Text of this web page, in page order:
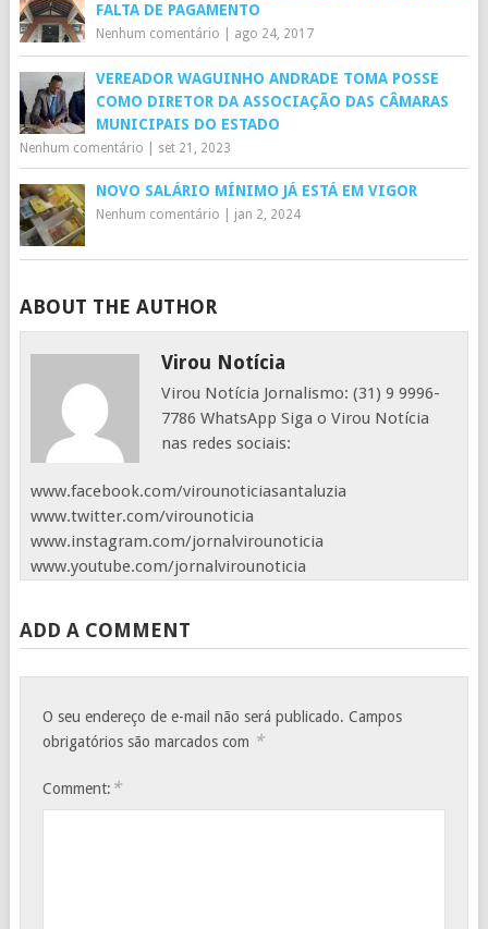
FALTA DE PAGAMENTO
Nenhum comentário ago 24, 2017
VEREADOR WAGUINHO ANDRADE TOMA POSSE
COMO DIRETOR DA ASSOCIAÇÃO DAS CÂMARAS
MUNICIPAIS DO ESTADO
Nenhum comentário set 21, 2023
NOVO SALÁRIO MÍNIMO JÁ ESTÁ EM VIGOR
Nenhum comentário jan 2, 2024
ABOUT THE AUTHOR
Virou Notícia
Virou Notícia Jornalismo: (31) 9 9996-
7786 WhatsApp Siga o Virou Notícia
nas redes sociais:
www.facebook.com/virounoticiasantaluzia
www.twitter.com/virounoticia
www.instagram.com/jornalvirounoticia
www.youtube.com/jornalvirounoticia
ADD A COMMENT
O seu endereço de e-mail não será publicado. Campos
obrigatórios são marcados com *
Comment: *